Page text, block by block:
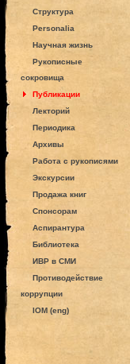
Структура
Personalia
Научная жизнь
Рукописные
сокровища
Публикации
Лекторий
Периодика
Архивы
Работа с рукописями
Экскурсии
Продажа книг
Спонсорам
Аспирантура
Библиотека
ИВР в СМИ
Противодействие
коррупции
IOM (eng)